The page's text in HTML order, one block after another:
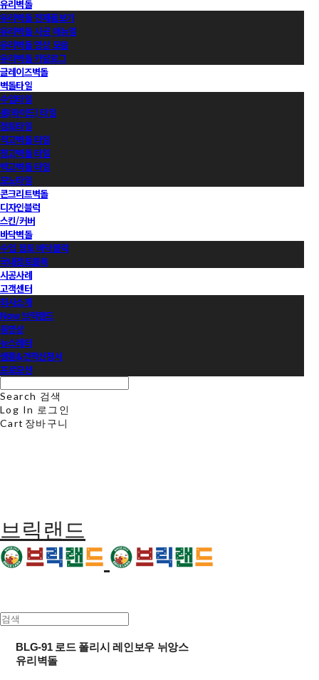
유리벽돌
유리벽돌 전제품보기
유리벽돌 시공 매뉴얼
유리벽돌 영상 모음
유리벽돌 카달로그
글레이즈벽돌
벽돌타일
수입타일
롱(와이드) 타일
점토타일
적고벽돌 타일
청고벽돌 타일
백고벽돌 타일
모노타일
콘크리트벽돌
디자인블럭
스킨/커버
바닥벽돌
수입 점토 바닥블럭
국내점토블록
시공사례
고객센터
회사소개
Now 브릭랜드
동영상
뉴스레터
샘플&견적신청서
프로모션
Search 검색
Log In 로그인
Cart 장바구니
브릭랜드
BLG-91 로드 폴리시 레인보우 뉘앙스
유리벽돌